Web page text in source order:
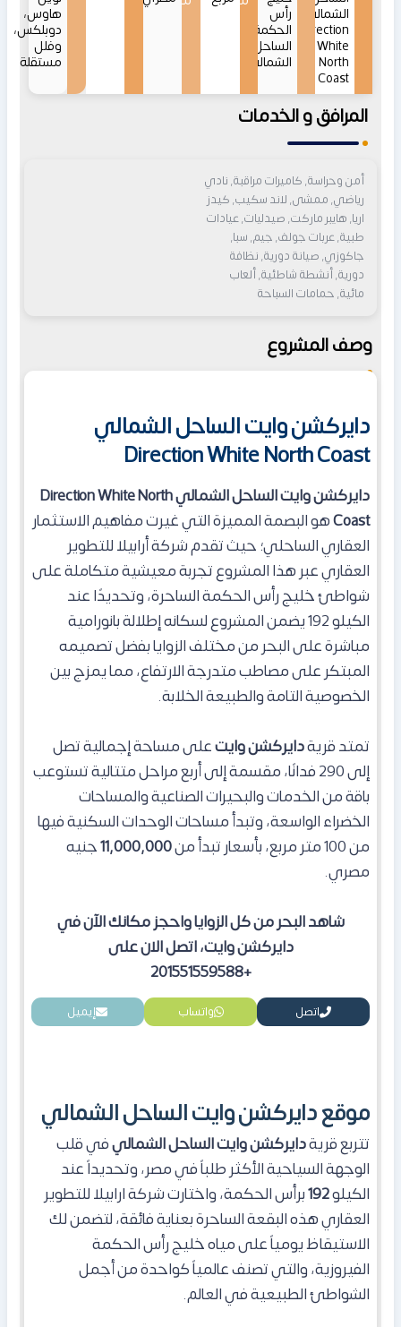
الشمالي
Direction
White
North
Coast
رأس
الحكمة،
الساحل
الشمالي
هاوس،
دوبلكس،
وفلل
مستقلة
المرافق و الخدمات
أمن وحراسة, كاميرات مراقبة, نادي
رياضي, ممشى, لاند سكيب, كيدز
اريا, هايبر ماركت, صيدليات, عيادات
طبية, عربات جولف, جيم, سبا,
جاكوزي, صيانة دورية, نظافة
دورية, أنشطة شاطئية, ألعاب
مائية, حمامات السباحة
وصف المشروع
دايركشن وايت الساحل الشمالي
Direction White North Coast
دايركشن وايت الساحل الشمالي Direction White North
Coastهو البصمة المميزة التي غيرت مفاهيم الاستثمار
العقاري الساحلي؛ حيث تقدم شركة أرابيلا للتطوير
العقاري عبر هذا المشروع تجربة معيشية متكاملة على
شواطئ خليج رأس الحكمة الساحرة، وتحديدًا عند
الكيلو 192 يضمن المشروع لسكانه إطلالة بانورامية
مباشرة على البحر من مختلف الزوايا بفضل تصميمه
المبتكر على مصاطب متدرجة الارتفاع، مما يمزج بين
الخصوصية التامة والطبيعة الخلابة.
تمتد قريةدايركشن وايتعلى مساحة إجمالية تصل
إلى 290 فدانًا، مقسمة إلى أربع مراحل متتالية تستوعب
باقة من الخدمات والبحيرات الصناعية والمساحات
الخضراء الواسعة، وتبدأ مساحات الوحدات السكنية فيها
من 100 متر مربع، بأسعار تبدأ من
11,000,000جنيه
مصري.
شاهد البحر من كل الزوايا واحجز مكانك الآن في
دايركشن وايت، اتصل الان على
+201551559588
اتصل واتساب إيميل
موقع دايركشن وايت الساحل الشمالي
تتربع قريةدايركشن وايت الساحل الشماليفي قلب
الوجهة السياحية الأكثر طلباً في مصر، وتحديداً عند
الكيلو192برأس الحكمة، واختارت شركة ارابيلا للتطوير
العقاري هذه البقعة الساحرة بعناية فائقة، لتضمن لك
الاستيقاظ يومياً على مياه خليج رأس الحكمة
الفيروزية، والتي تصنف عالمياً كواحدة من أجمل
الشواطئ الطبيعية في العالم.